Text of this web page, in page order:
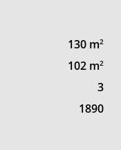
130 m2
102 m2
3
1890